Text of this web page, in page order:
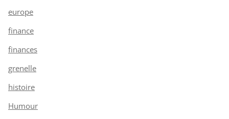
europe
finance
finances
grenelle
histoire
Humour